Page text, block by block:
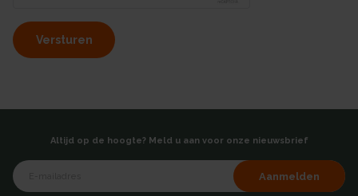
Versturen
Altijd op de hoogte? Meld u aan voor onze nieuwsbrief
Aanmelden